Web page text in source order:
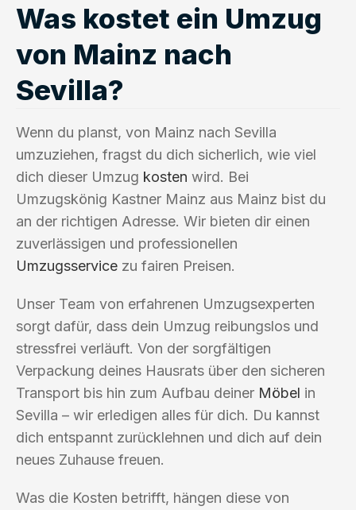
Was kostet ein Umzug
von Mainz nach
Sevilla?
Wenn du planst, von Mainz nach Sevilla
umzuziehen, fragst du dich sicherlich, wie viel
dich dieser Umzug kosten wird. Bei
Umzugskönig Kastner Mainz aus Mainz bist du
an der richtigen Adresse. Wir bieten dir einen
zuverlässigen und professionellen
Umzugsservice zu fairen Preisen.
Unser Team von erfahrenen Umzugsexperten
sorgt dafür, dass dein Umzug reibungslos und
stressfrei verläuft. Von der sorgfältigen
Verpackung deines Hausrats über den sicheren
Transport bis hin zum Aufbau deiner Möbel in
Sevilla – wir erledigen alles für dich. Du kannst
dich entspannt zurücklehnen und dich auf dein
neues Zuhause freuen.
Was die Kosten betrifft, hängen diese von